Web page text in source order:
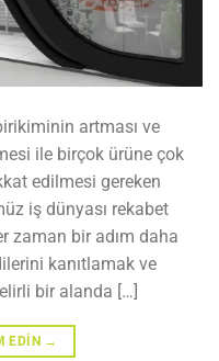
artması ve
ile birçok ürüne çok
edilmesi gereken
iş dünyası rekabet
zaman bir adım daha
kanıtlamak ve
bir alanda […]
EDIN →